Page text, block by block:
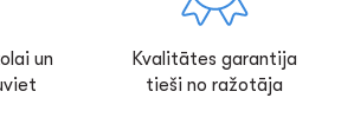
un
Kvalitātes garantija
tieši no ražotāja